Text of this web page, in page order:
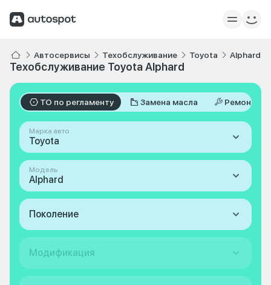
Автосервисы Техобслуживание Toyota Alphard
Техобслуживание Toyota Alphard
ТО по регламенту Замена масла Ремонт
Марка авто
Toyota
Модель
Alphard
Поколение
Модификация